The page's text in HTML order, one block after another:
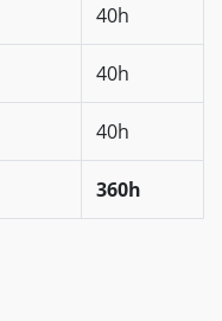
40h
40h
40h
360h